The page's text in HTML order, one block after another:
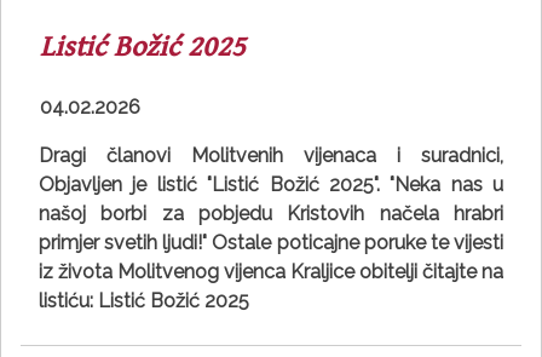
Listić Božić 2025
04.02.2026
Dragi članovi Molitvenih vijenaca i suradnici,
Objavljen je listić "Listić Božić 2025". "Neka nas u
našoj borbi za pobjedu Kristovih načela hrabri
primjer svetih ljudi!" Ostale poticajne poruke te vijesti
iz života Molitvenog vijenca Kraljice obitelji čitajte na
listiću: Listić Božić 2025